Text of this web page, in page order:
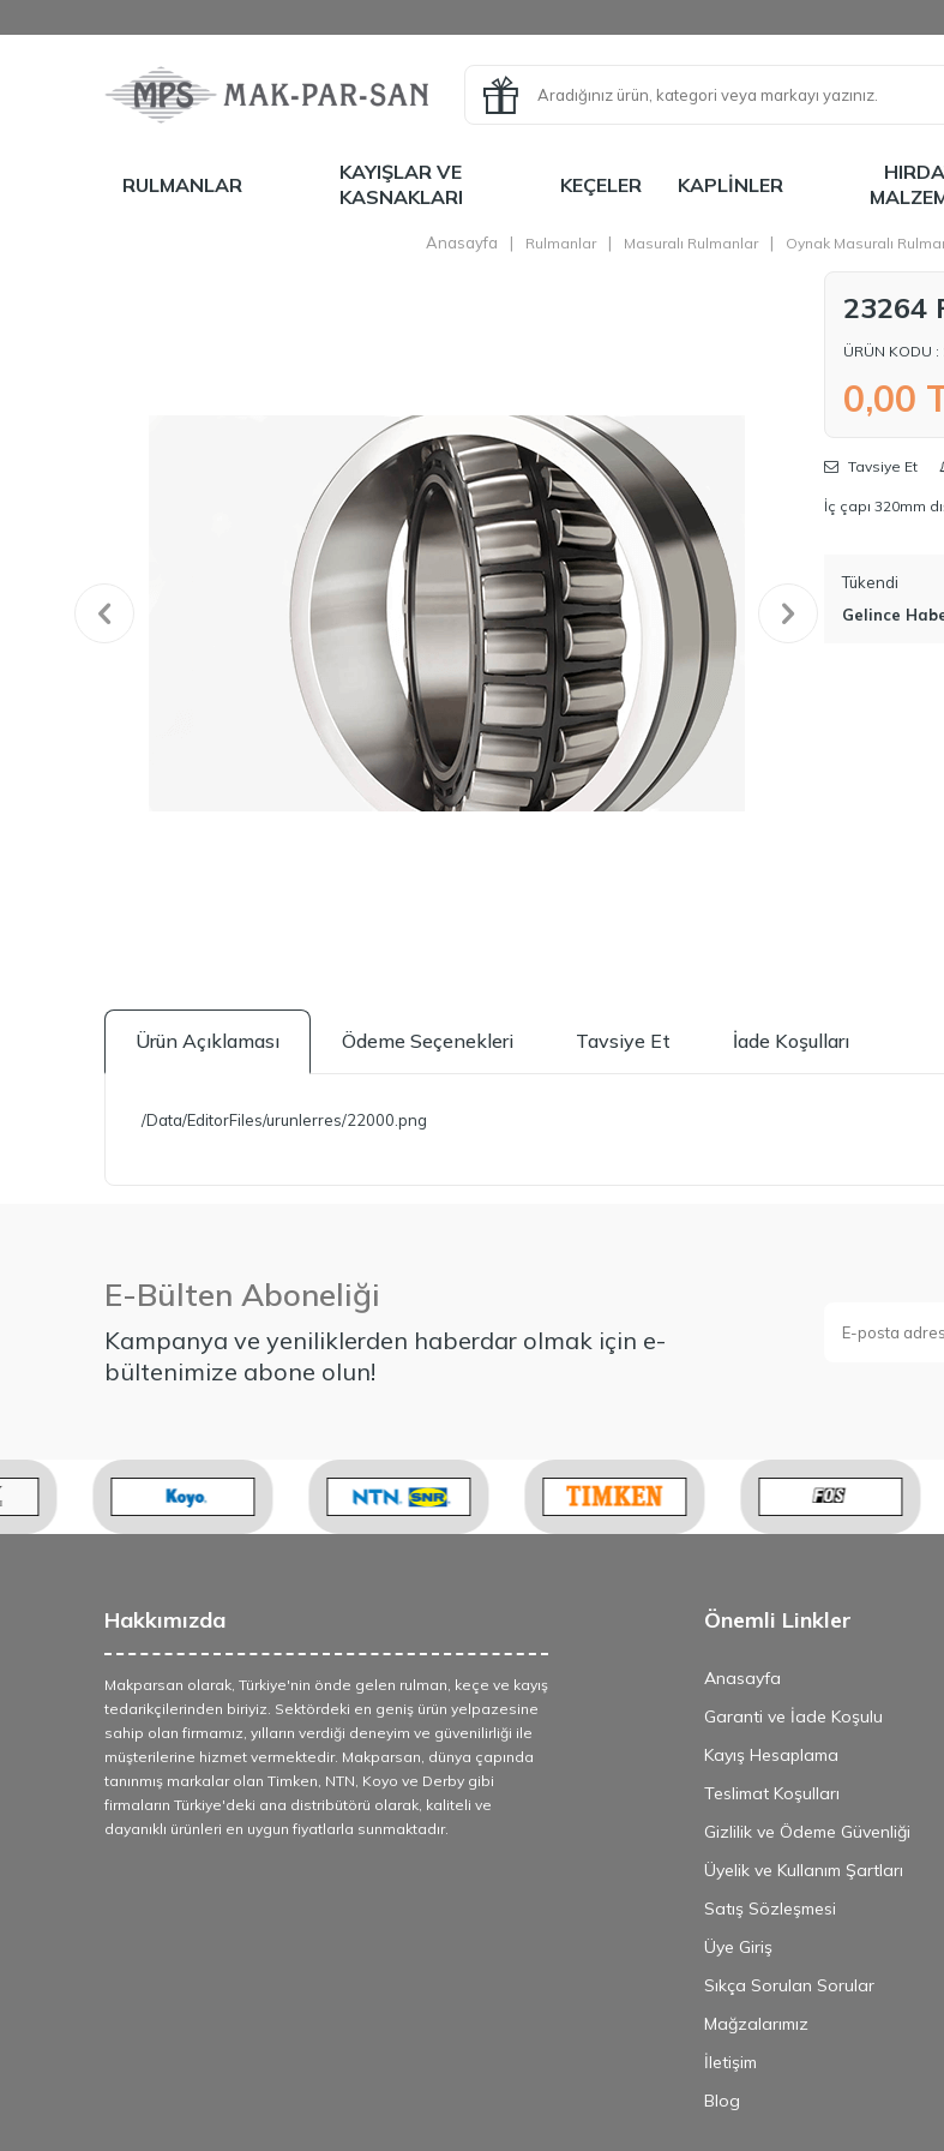
RULMANLAR
KAYIŞLAR VE
KASNAKLARI
KEÇELER KAPLINLER
Anasayfa | Rulmanlar | Masuralı Rulmanlar | Oynak Masuralı
23264
ÜRÜN KODU :
0,00
Tavsiye Et
İç çapı 320mm
Tükendi
Gelince
Ürün Açıklaması Ödeme Seçenekleri Tavsiye Et İade Koşulları
/Data/EditorFiles/urunlerres/22000.png
E-Bülten Aboneliği
Kampanya ve yeniliklerden haberdar olmak için e-
bültenimize abone olun!
Hakkımızda
Makparsan olarak, Türkiye'nin önde gelen rulman, keçe ve kayış
tedarikçilerinden biriyiz. Sektördeki en geniş ürün yelpazesine
sahip olan firmamız, yılların verdiği deneyim ve güvenilirliği ile
müşterilerine hizmet vermektedir. Makparsan, dünya çapında
tanınmış markalar olan Timken, NTN, Koyo ve Derby gibi
firmaların Türkiye'deki ana distribütörü olarak, kaliteli ve
dayanıklı ürünleri en uygun fiyatlarla sunmaktadır.
Önemli Linkler
Anasayfa
Garanti ve İade Koşulu
Kayış Hesaplama
Teslimat Koşulları
Gizlilik ve Ödeme Güvenliği
Üyelik ve Kullanım Şartları
Satış Sözleşmesi
Üye Giriş
Sıkça Sorulan Sorular
Mağzalarımız
İletişim
Blog